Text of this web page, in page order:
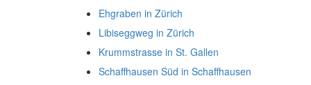
Ehgraben in Zürich
Libiseggweg in Zürich
Krummstrasse in St. Gallen
Schaffhausen Süd in Schaffhausen